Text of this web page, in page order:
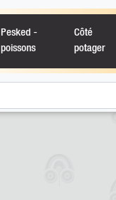
Pesked -
poissons
Côté
potager